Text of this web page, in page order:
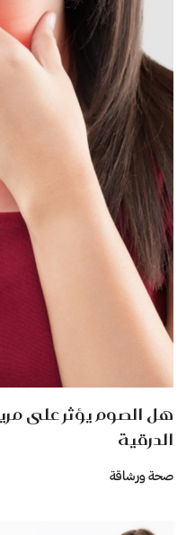
هل الصوم يؤثر على
الدرقية
صحة ورشاقة